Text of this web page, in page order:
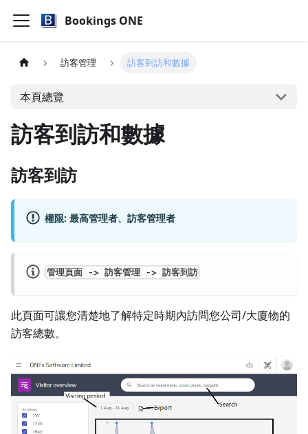
Bookings ONE
訪客管理 訪客到訪和數據
本頁總覽
訪客到訪和數據
訪客到訪
權限: 最高管理者、訪客管理者
管理頁面 -> 訪客管理 -> 訪客到訪
此頁面可讓您清楚地了解特定時期內訪問您公司/大廈物的
訪客總數。